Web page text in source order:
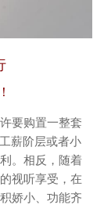
要购置一整套
薪阶层或者小
。相反，随着
视听享受，在
娇小、功能齐